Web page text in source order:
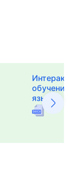
языка и